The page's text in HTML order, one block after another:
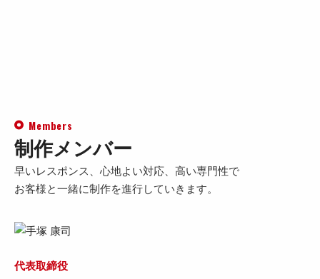
Members
制作メンバー
早いレスポンス、心地よい対応、高い専門性で
お客様と一緒に制作を進行していきます。
代表取締役